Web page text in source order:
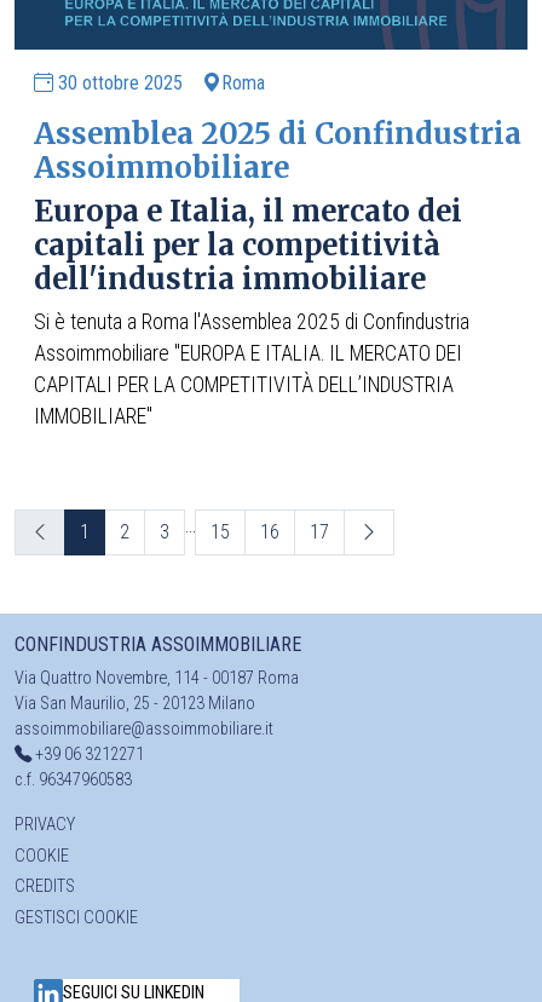
30 ottobre 2025 Roma
Assemblea 2025 di Confindustria
Assoimmobiliare
Europa e Italia, il mercato dei
capitali per la competitività
dell'industria immobiliare
Si è tenuta a Roma l'Assemblea 2025 di Confindustria
Assoimmobiliare "EUROPA E ITALIA. IL MERCATO DEI
CAPITALI PER LA COMPETITIVITÀ DELL’INDUSTRIA
IMMOBILIARE"
1 2 3 15 16 17
CONFINDUSTRIA ASSOIMMOBILIARE
Via Quattro Novembre, 114 - 00187 Roma
Via San Maurilio, 25 - 20123 Milano
assoimmobiliare@assoimmobiliare.it
+39 06 3212271
c.f. 96347960583
PRIVACY
COOKIE
CREDITS
GESTISCI COOKIE
SEGUICI SU LINKEDIN